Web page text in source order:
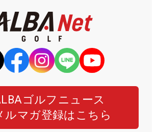
ゴルフニュース
ルマガ登録はこちら